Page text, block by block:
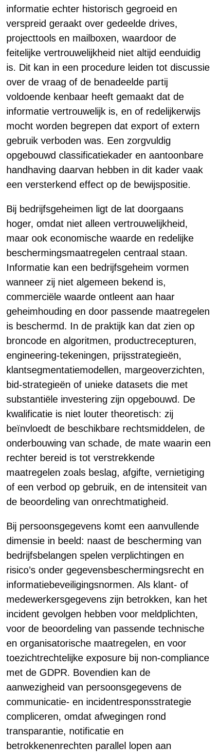
informatie echter historisch gegroeid en
verspreid geraakt over gedeelde drives,
projecttools en mailboxen, waardoor de
feitelijke vertrouwelijkheid niet altijd eenduidig
is. Dit kan in een procedure leiden tot discussie
over de vraag of de benadeelde partij
voldoende kenbaar heeft gemaakt dat de
informatie vertrouwelijk is, en of redelijkerwijs
mocht worden begrepen dat export of extern
gebruik verboden was. Een zorgvuldig
opgebouwd classificatiekader en aantoonbare
handhaving daarvan hebben in dit kader vaak
een versterkend effect op de bewijspositie.
Bij bedrijfsgeheimen ligt de lat doorgaans
hoger, omdat niet alleen vertrouwelijkheid,
maar ook economische waarde en redelijke
beschermingsmaatregelen centraal staan.
Informatie kan een bedrijfsgeheim vormen
wanneer zij niet algemeen bekend is,
commerciële waarde ontleent aan haar
geheimhouding en door passende maatregelen
is beschermd. In de praktijk kan dat zien op
broncode en algoritmen, productrecepturen,
engineering-tekeningen, prijsstrategieën,
klantsegmentatiemodellen, margeoverzichten,
bid-strategieën of unieke datasets die met
substantiële investering zijn opgebouwd. De
kwalificatie is niet louter theoretisch: zij
beïnvloedt de beschikbare rechtsmiddelen, de
onderbouwing van schade, de mate waarin een
rechter bereid is tot verstrekkende
maatregelen zoals beslag, afgifte, vernietiging
of een verbod op gebruik, en de intensiteit van
de beoordeling van onrechtmatigheid.
Bij persoonsgegevens komt een aanvullende
dimensie in beeld: naast de bescherming van
bedrijfsbelangen spelen verplichtingen en
risico’s onder gegevensbeschermingsrecht en
informatiebeveiligingsnormen. Als klant- of
medewerkersgegevens zijn betrokken, kan het
incident gevolgen hebben voor meldplichten,
voor de beoordeling van passende technische
en organisatorische maatregelen, en voor
toezichtrechtelijke exposure bij non-compliance
met de GDPR. Bovendien kan de
aanwezigheid van persoonsgegevens de
communicatie- en incidentresponsstrategie
compliceren, omdat afwegingen rond
transparantie, notificatie en
betrokkenenrechten parallel lopen aan